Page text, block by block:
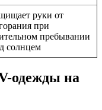
руки от
при
пребывании
солнцем
одежды на